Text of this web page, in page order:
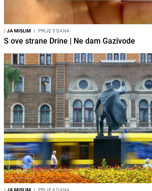
/JA MISLIM I PRIJE 5 DANA
S ove strane Drine | Ne dam Gazivode
/JA MISLIM I PRIJE 6 DANA